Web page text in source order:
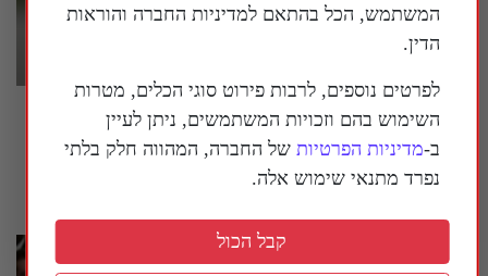
פרשן על המלחמה באיראן: "אסור לשכוח
שמטרתה של איראן היא להשתלט על העולם"
המשתמש, הכל בהתאם למדיניות החברה והוראות
הדין.
לפרטים נוספים, לרבות פירוט סוגי הכלים, מטרות
השימוש בהם וזכויות המשתמשים, ניתן לעיין
ב-מדיניות הפרטיות של החברה, המהווה חלק בלתי
נפרד מתנאי שימוש אלה.
קבל הכול